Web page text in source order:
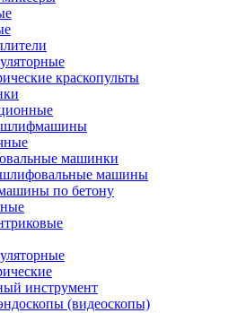
краскопульты
машинки
машины
по бетону
инструмент
(видеоскопы)